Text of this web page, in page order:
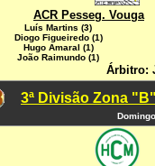
ACR Pesseg. Vouga
Luís Martins (3)
Diogo Figueiredo (1)
Hugo Amaral (1)
João Raimundo (1)
Árbitro:
3ª Divisão Zona